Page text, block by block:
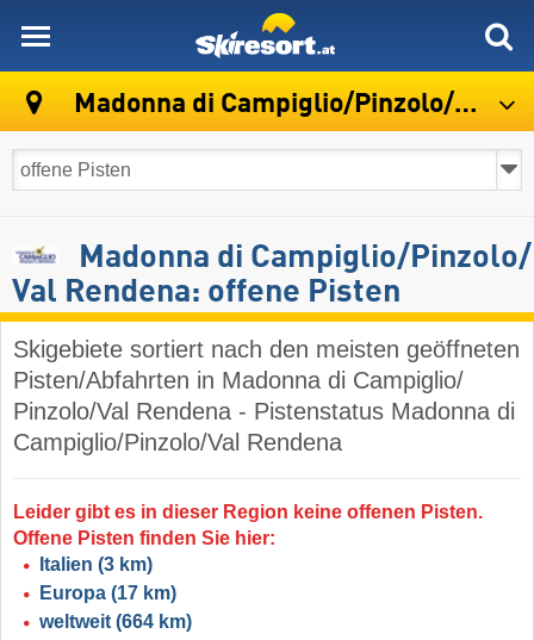
Madonna di Campiglio/Pinzolo/Val Rendena
Madonna di Campiglio/​Pinzolo/​
Val Rendena: offene Pisten
Skigebiete sortiert nach den meisten geöffneten
Pisten/Abfahrten in Madonna di Campiglio/​
Pinzolo/​Val Rendena - Pistenstatus Madonna di
Campiglio/​Pinzolo/​Val Rendena
Leider gibt es in dieser Region keine offenen Pisten.
Offene Pisten finden Sie hier:
Italien (3 km)
Europa (17 km)
weltweit (664 km)